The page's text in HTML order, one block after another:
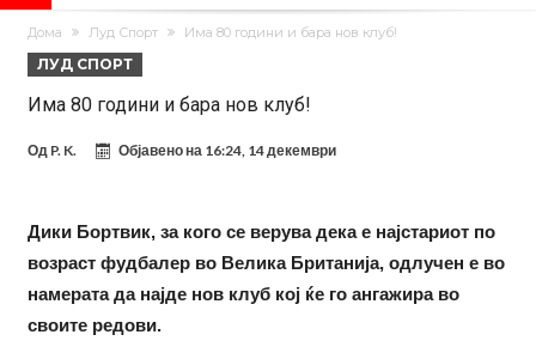
укине
Француски судија обвинет за семејно насилство – му се заканува
18 месеци затвор
Ова никогаш не му се случило на Новак: Синер и Алкараз се
повлекуваат, а Зверев веднаш се „распадна“
Реал Мадрид донесе одлука: Eндрик заминува во Премиер
лигата!
(ФОТО) Тажна вест од Аргентина: Голема загуба во семејството
трите нови правила за успех
Целосна војна: Барса го растура најважниот летен трансфер на
Атлетико?!
Инфантино имал љубовница: Испливаа скандалозни
Дома Луд Спорт Има 80 години и бара нов клуб!
ЛУД СПОРТ
Има 80 години и бара нов клуб!
Од P. K. Објавено на 16:24, 14 декември
Дики Бортвик, за кого се верува дека е најстариот по
возраст фудбалер во Велика Британија, одлучен е во
намерата да најде нов клуб кој ќе го ангажира во
своите редови.